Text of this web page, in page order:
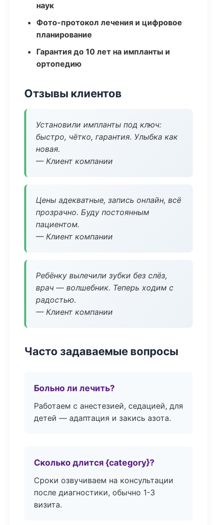
наук
Фото-протокол лечения и цифровое
планирование
Гарантия до 10 лет на импланты и
ортопедию
Отзывы клиентов
Установили импланты под ключ:
быстро, чётко, гарантия. Улыбка как
новая.
— Клиент компании
Цены адекватные, запись онлайн, всё
прозрачно. Буду постоянным
пациентом.
— Клиент компании
Ребёнку вылечили зубки без слёз,
врач — волшебник. Теперь ходим с
радостью.
— Клиент компании
Часто задаваемые вопросы
Больно ли лечить?
Работаем с анестезией, седацией, для
детей — адаптация и закись азота.
Сколько длится {category}?
Сроки озвучиваем на консультации
после диагностики, обычно 1-3
визита.